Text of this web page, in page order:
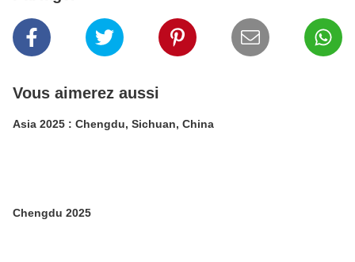
Vous aimerez aussi
Asia 2025 : Chengdu, Sichuan, China
Chengdu 2025